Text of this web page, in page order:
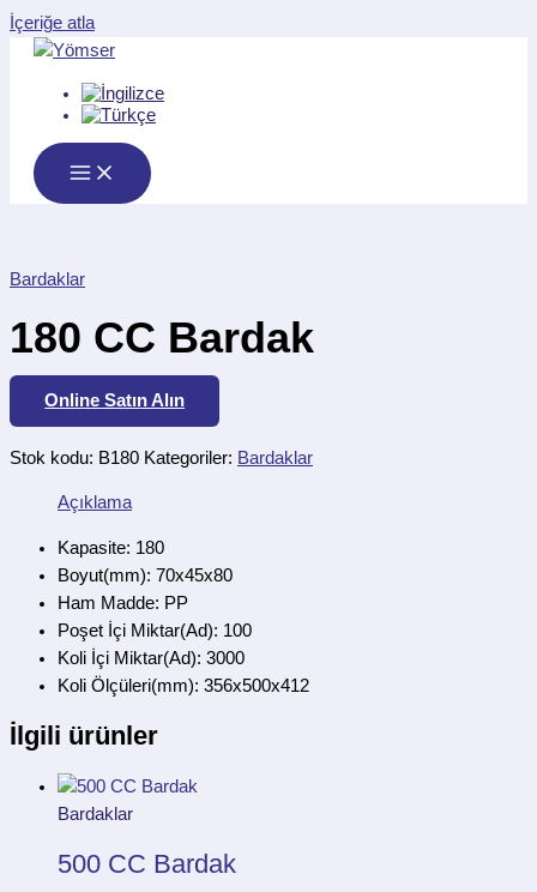
İçeriğe atla
Bardaklar
180 CC Bardak
Online Satın Alın
Stok kodu: B180 Kategoriler: Bardaklar
Açıklama
Kapasite: 180
Boyut(mm): 70x45x80
Ham Madde: PP
Poşet İçi Miktar(Ad): 100
Koli İçi Miktar(Ad): 3000
Koli Ölçüleri(mm): 356x500x412
İlgili ürünler
Bardaklar
500 CC Bardak